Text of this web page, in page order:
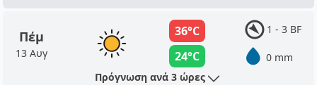
Πέμ
13 Αυγ
36°C
24°C
1 - 3 BF
0 mm
Πρόγνωση ανά 3 ώρες